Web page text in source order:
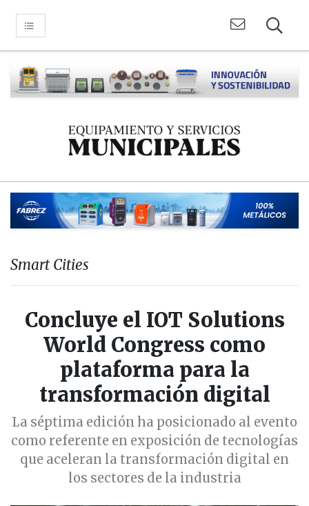
Smart Cities
Concluye el IOT Solutions
World Congress como
plataforma para la
transformación digital
La séptima edición ha posicionado al evento
como referente en exposición de tecnologías
que aceleran la transformación digital en
los sectores de la industria